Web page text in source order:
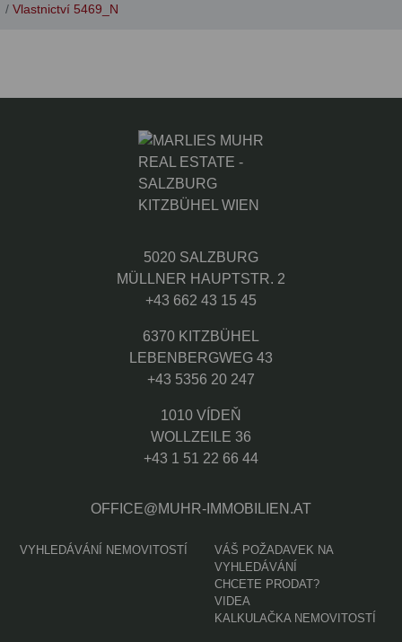
Vlastnictví 5469_N
5020 SALZBURG
MÜLLNER HAUPTSTR. 2
+43 662 43 15 45
6370 KITZBÜHEL
LEBENBERGWEG 43
+43 5356 20 247
1010 VÍDEŇ
WOLLZEILE 36
+43 1 51 22 66 44
OFFICE@MUHR-IMMOBILIEN.AT
VYHLEDÁVÁNÍ NEMOVITOSTÍ
VÁŠ POŽADAVEK NA
VYHLEDÁVÁNÍ
CHCETE PRODAT?
VIDEA
KALKULAČKA NEMOVITOSTÍ